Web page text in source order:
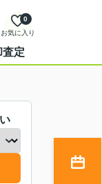
お気に入り
0
査定